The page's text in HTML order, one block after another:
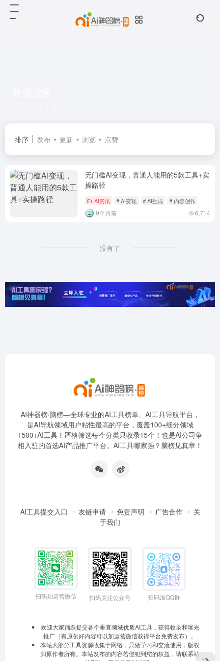
排序 发布 更新 浏览 点赞
无门槛AI变现，普通人能用的5款工具+实
操路径
AI资讯 # AI变现 # AI生成 # 内容创作
9个月前 6,714
没有了
AI神器榜·脑榜—全球专业的AI工具榜单、AI工具导航平台，
是AI导航领域用户粘性最高的平台，覆盖100+细分领域
1500+AI工具！严格筛选每个分类只收录15个！也是AI公司争
相入驻的首选AI产品推广平台。AI工具哪家强？脑榜见真章！
AI工具提交入口 友链申请 免责声明 广告合作
关
于我们
扫码加运营微信 扫码关注公众号 扫码加QQ群
欢迎大家踊跃提交各个垂直领域优质AI工具，获得收录和曝光
推广（有原创好内容可以加运营微信获得平台免费发布）。
本站大部分工具资源收集于网络，只做学习和交流使用，版权
归原作者所有。本站发布的内容若侵犯到您的权益，请联系站